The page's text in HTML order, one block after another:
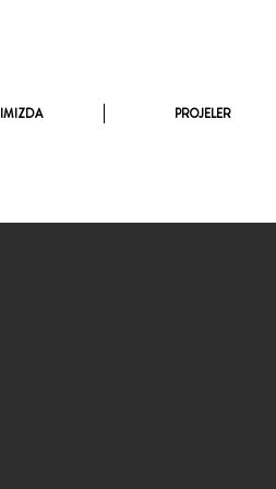
PROJELER